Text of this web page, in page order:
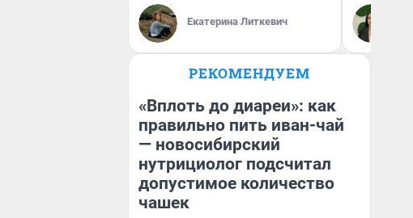
Екатерина Литкевич
РЕКОМЕНДУЕМ
«Вплоть до диареи»: как
правильно пить иван-чай
— новосибирский
нутрициолог подсчитал
допустимое количество
чашек